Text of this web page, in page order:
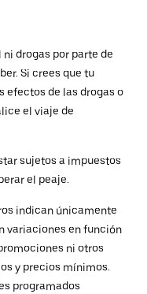
drogas por parte de
Si crees que tu
efectos de las drogas o
el viaje de
sujetos a impuestos
el peaje.
indican únicamente
variaciones en función
ni otros
y precios mínimos.
programados